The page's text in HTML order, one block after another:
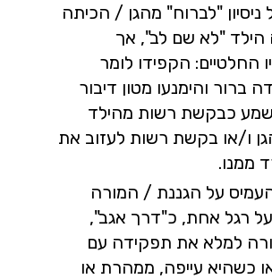
ניסיון "לברוח" מהגן / הכיתה
הילד "לא שם לב", אך
החלטיים: הקפידו לומר
ברור והימנעו מטון דיבור
כבקשת רשות מהילד
ו/או בקשת רשות לעזוב את
ממנו.
על הגננת / המורה
על רגל אחת, כ"דרך אגב",
למלא את תפקידה עם
כשהיא עייפה, ממהרת או